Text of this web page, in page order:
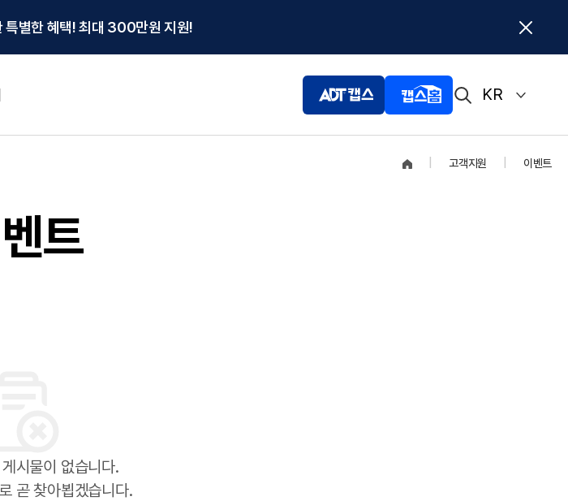
특별한 혜택! 최대 300만원 지원!
KR
고객지원 이벤트
트
시물이 없습니다.
곧 찾아뵙겠습니다.